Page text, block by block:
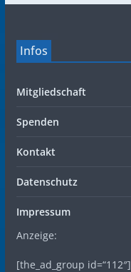
Infos
Mitgliedschaft
Spenden
Kontakt
Datenschutz
Impressum
Anzeige:
[the_ad_group id=“112″]